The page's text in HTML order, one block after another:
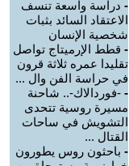
- دراسة واسعة تنسف
الاعتقاد السائد بثبات
شخصية الإنسان
- قطط الإرميتاج تواصل
تقليدا عمره ثلاثة قرون
في حراسة الفن وال ...
- -فوردالاك-.. شاحنة
مسيرة روسية تتحدى
التشويش في ساحات
القتال ...
- باحثون روس يطورون